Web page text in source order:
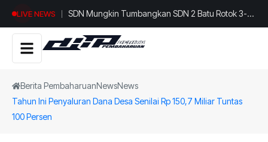
LIVE NEWS
SDN Mungkin Tumbangkan SDN 2 Batu Rotok 3-1,
Meriahkan HUT RI di Desa Sebeok.
Berita PembaharuanNewsNews
Tahun Ini Penyaluran Dana Desa Senilai Rp 150,7 Miliar Tuntas
100 Persen